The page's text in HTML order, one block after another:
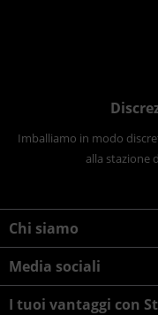
Imballiamo in modo
alla stazione
Chi siamo
Media sociali
I tuoi vantaggi con